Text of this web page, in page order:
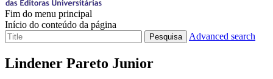
Fim do menu principal
Início do conteúdo da página
Pesquisa Advanced search
Lindener Pareto Junior